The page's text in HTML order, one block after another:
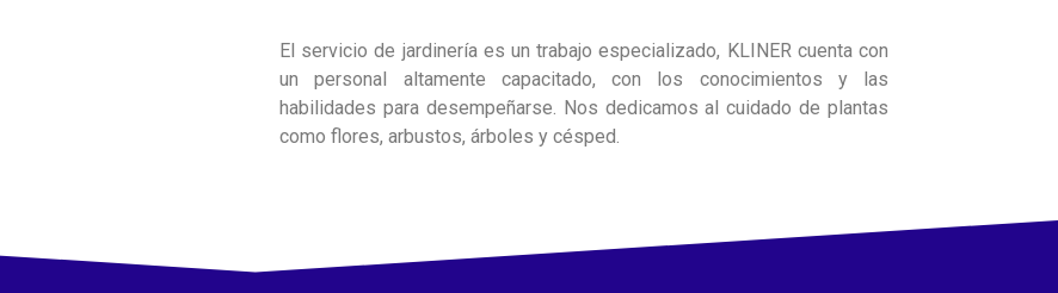
El servicio de jardinería es un trabajo especializado, KLINER cuenta con
un personal altamente capacitado, con los conocimientos y las
habilidades para desempeñarse. Nos dedicamos al cuidado de plantas
como flores, arbustos, árboles y césped.